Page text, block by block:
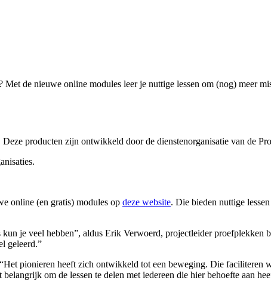
de nieuwe online modules leer je nuttige lessen om (nog) meer
producten zijn ontwikkeld door de dienstenorganisatie van de
online (en gratis) modules op deze website. Die bieden nuttige
je veel hebben”, aldus Erik Verwoerd, projectleider proefplekken
geleerd.”
pionieren heeft zich ontwikkeld tot een beweging. Die
om de lessen te delen met iedereen die hier behoefte aan